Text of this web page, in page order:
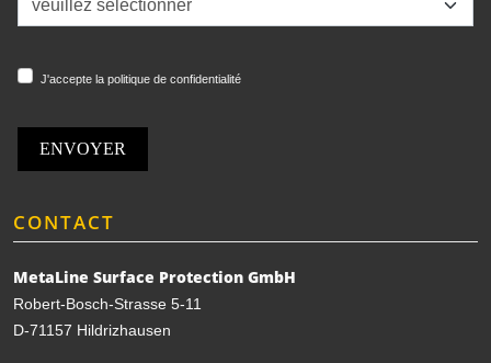
J'accepte la politique de confidentialité
ENVOYER
CONTACT
MetaLine Surface Protection GmbH
Robert-Bosch-Strasse 5-11
D-71157 Hildrizhausen